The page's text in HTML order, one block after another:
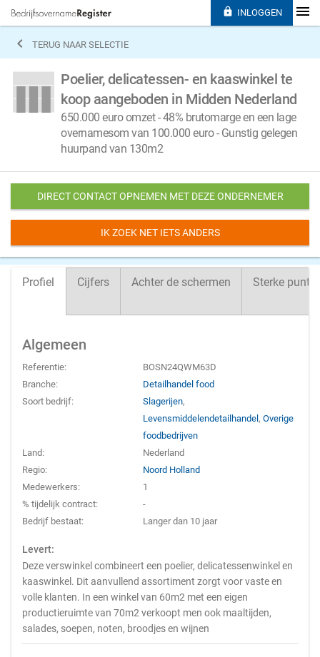
 TERUG NAAR SELECTIE
Poelier, delicatessen- en kaaswinkel te
koop aangeboden in Midden Nederland
650.000 euro omzet - 48% brutomarge en een lage
overnamesom van 100.000 euro - Gunstig gelegen
huurpand van 130m2
DIRECT CONTACT OPNEMEN MET DEZE ONDERNEMER
IK ZOEK NET IETS ANDERS
Profiel Cijfers Achter de schermen Sterke
Algemeen
Referentie:
BOSN24QWM63D
Branche:
Detailhandel food
Soort bedrijf:
Slagerijen,
Levensmiddelendetailhandel,Overige
foodbedrijven
Land:
Nederland
Regio:
Noord Holland
Medewerkers:
1
% tijdelijk contract:
-
Bedrijf bestaat:
Langer dan 10 jaar
Levert:
Deze verswinkel combineert een poelier, delicatessenwinkel en
kaaswinkel. Dit aanvullend assortiment zorgt voor vaste en
volle klanten. In een winkel van 60m2 met een eigen
productieruimte van 70m2 verkoopt men ook maaltijden,
salades, soepen, noten, broodjes en wijnen
 INLOGGEN